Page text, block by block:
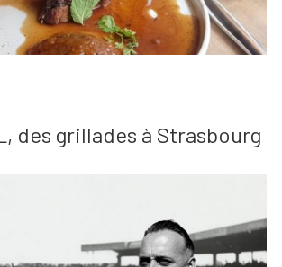
des grillades à Strasbourg